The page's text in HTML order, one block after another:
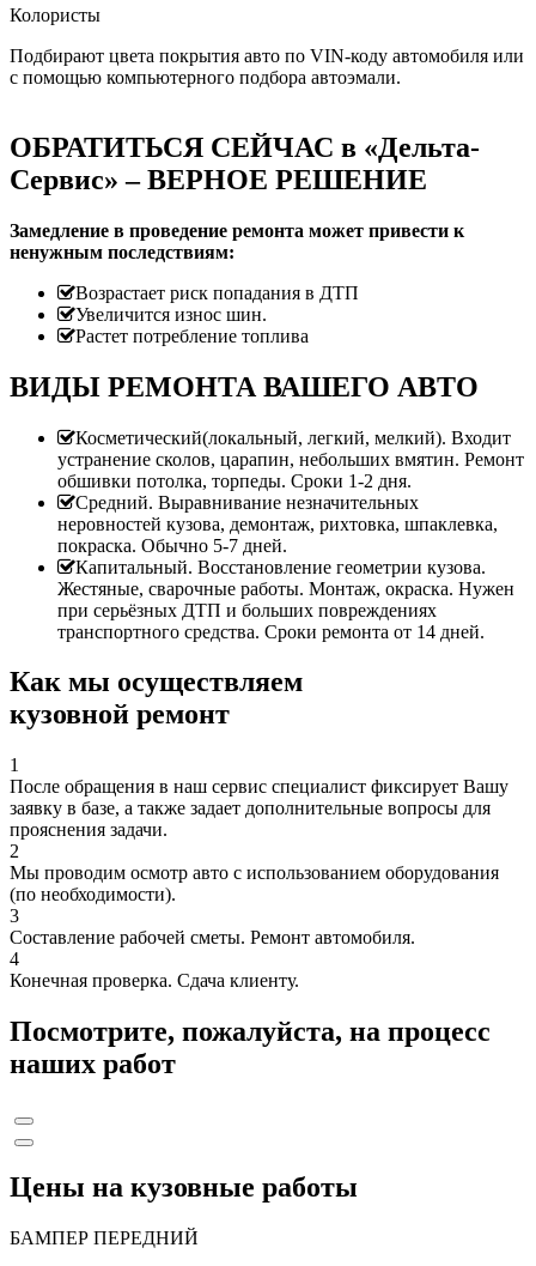
Колористы
Подбирают цвета покрытия авто по VIN-коду автомобиля или
с помощью компьютерного подбора автоэмали.
ОБРАТИТЬСЯ СЕЙЧАС в «Дельта-
Сервис» – ВЕРНОЕ РЕШЕНИЕ
Замедление в проведение ремонта может привести к
ненужным последствиям:
Возрастает риск попадания в ДТП
Увеличится износ шин.
Растет потребление топлива
ВИДЫ РЕМОНТА ВАШЕГО АВТО
Косметический(локальный, легкий, мелкий). Входит
устранение сколов, царапин, небольших вмятин. Ремонт
обшивки потолка, торпеды. Сроки 1-2 дня.
Средний. Выравнивание незначительных
неровностей кузова, демонтаж, рихтовка, шпаклевка,
покраска. Обычно 5-7 дней.
Капитальный. Восстановление геометрии кузова.
Жестяные, сварочные работы. Монтаж, окраска. Нужен
при серьёзных ДТП и больших повреждениях
транспортного средства. Сроки ремонта от 14 дней.
Как мы осуществляем
кузовной ремонт
1
После обращения в наш сервис специалист фиксирует Вашу
заявку в базе, а также задает дополнительные вопросы для
прояснения задачи.
2
Мы проводим осмотр авто с использованием оборудования
(по необходимости).
3
Составление рабочей сметы. Ремонт автомобиля.
4
Конечная проверка. Сдача клиенту.
Посмотрите, пожалуйста, на процесс
наших работ
Цены на кузовные работы
БАМПЕР ПЕРЕДНИЙ